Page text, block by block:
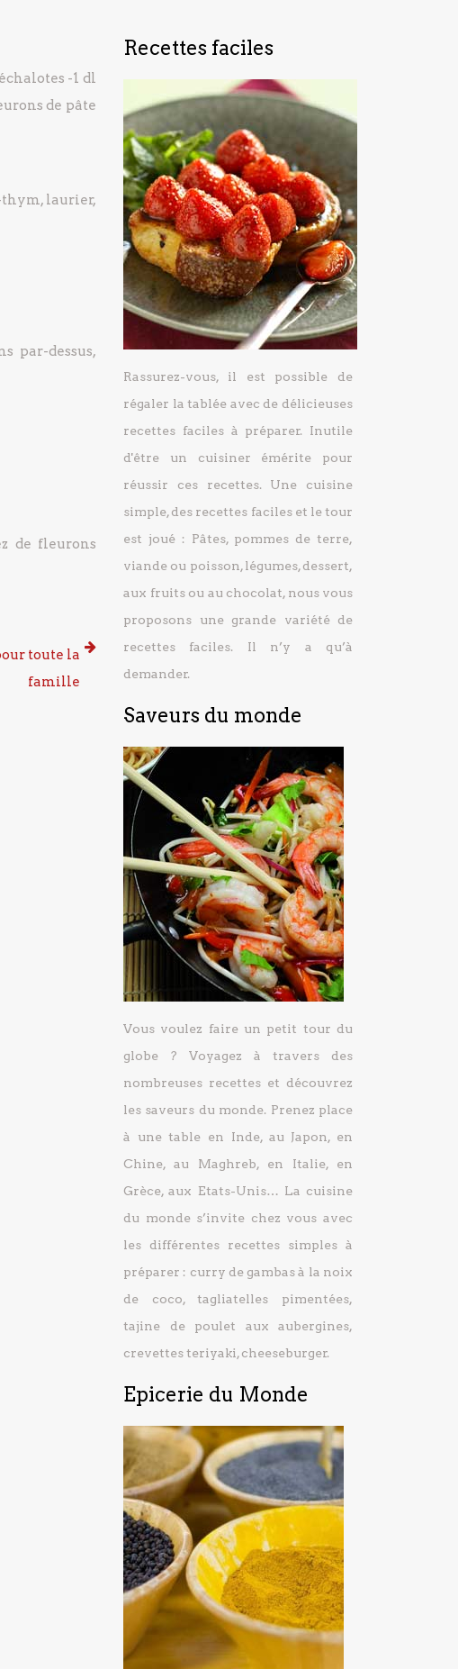
-1 dl
de pâte
thym, laurier,
par-dessus,
de fleurons
toute la
famille
Recettes faciles
Rassurez-vous, il est possible de
régaler la tablée avec de délicieuses
recettes faciles à préparer. Inutile
d'être un cuisiner émérite pour
réussir ces recettes. Une cuisine
simple, des recettes faciles et le tour
est joué : Pâtes, pommes de terre,
viande ou poisson, légumes, dessert,
aux fruits ou au chocolat, nous vous
proposons une grande variété de
recettes faciles. Il n’y a qu’à
demander.
Saveurs du monde
Vous voulez faire un petit tour du
globe ? Voyagez à travers des
nombreuses recettes et découvrez
les saveurs du monde. Prenez place
à une table en Inde, au Japon, en
Chine, au Maghreb, en Italie, en
Grèce, aux Etats-Unis… La cuisine
du monde s’invite chez vous avec
les différentes recettes simples à
préparer : curry de gambas à la noix
de coco, tagliatelles pimentées,
tajine de poulet aux aubergines,
crevettes teriyaki, cheeseburger.
Epicerie du Monde